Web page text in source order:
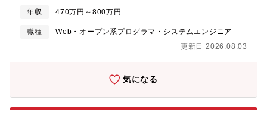
原子力分野におけるセキュリティは、業務の信頼性と安全性を確
で、各部門が安心して業務を遂行できる環境を提供します。私た
ちは、業務プロセス全体にわたり、セキュリティを組み込むこと
将来にわたって安定したエネルギー供給を支えます。■ 長期的な
ージャー。【仕事の進め方】 当チームには製造に必要なシステ
ム・アプリの構築保守運用経験が豊富な人材が在籍しています。
また、内製システム・アプリ開発部門と密に連携し、開発段階か
現場との折衝・合意形成も含め、デジタルファクトリー構築業務
括するIT戦略部とも全社基盤の連携等で協働いただく想定をして
おります。【組織ミッション】 部門：インクジェットプリンタの
キーパーツ生産において業界最高レベルの生産効率の獲得、顧客
への最高レベルの価値提供 ITチーム：製造現場における業
年収 470万円～800万円
職種
Web・オープン系プログラマ・システムエンジニア
更新日 2026.08.03
気になる